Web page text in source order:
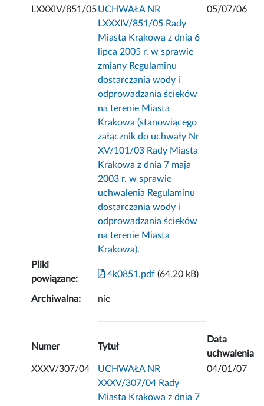
LXXXIV/851/05UCHWAŁA NR
LXXXIV/851/05 Rady
Miasta Krakowa z dnia 6
lipca 2005 r. w sprawie
zmiany Regulaminu
dostarczania wody i
odprowadzania ścieków
na terenie Miasta
Krakowa (stanowiącego
załącznik do uchwały Nr
XV/101/03 Rady Miasta
Krakowa z dnia 7 maja
2003 r. w sprawie
uchwalenia Regulaminu
dostarczania wody i
odprowadzania ścieków
na terenie Miasta
Krakowa).
05/07/06
Pliki
powiązane:
4k0851.pdf (64.20 kB)
Archiwalna: nie
Numer Tytuł
Data
uchwalenia
XXXV/307/04
UCHWAŁA NR
XXXV/307/04 Rady
Miasta Krakowa z dnia 7
04/01/07